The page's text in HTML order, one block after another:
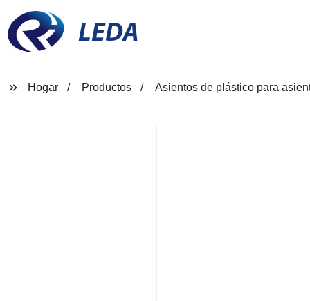
LEDA
Hogar Productos Asientos de plástico para